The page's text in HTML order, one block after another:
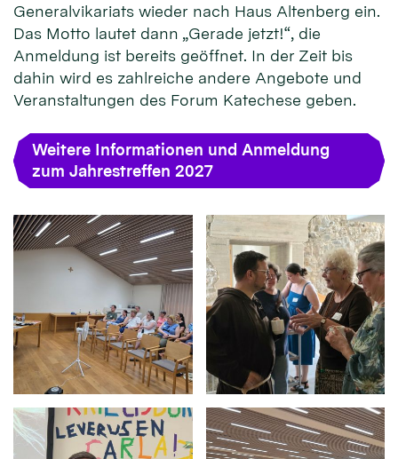
Generalvikariats wieder nach Haus Altenberg ein.
Das Motto lautet dann „Gerade jetzt!“, die
Anmeldung ist bereits geöffnet. In der Zeit bis
dahin wird es zahlreiche andere Angebote und
Veranstaltungen des Forum Katechese geben.
Weitere Informationen und Anmeldung
zum Jahrestreffen 2027